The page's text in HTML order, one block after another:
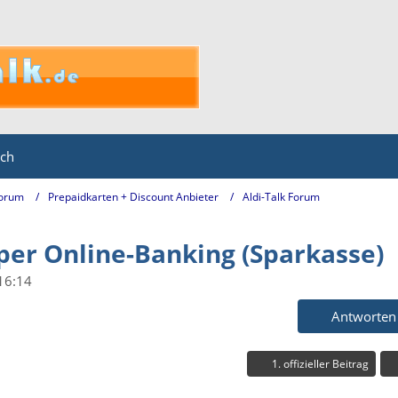
Prepaidkarten + Discount Anbieter Aldi-Talk Forum
Online-Banking (Sparkasse)
Antworten
1. offizieller Beitrag